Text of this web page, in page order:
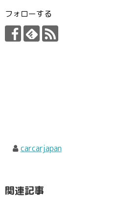
フォローする
carcarjapan
関連記事